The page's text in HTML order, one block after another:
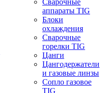
Сварочные
аппараты TIG
Блоки
охлаждения
Сварочные
горелки TIG
Цанги
Цангодержатели
и газовые линзы
Сопло газовое
TIG